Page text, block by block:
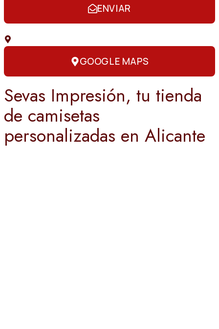
ENVIAR
GOOGLE MAPS
Sevas Impresión, tu tienda
de camisetas
personalizadas en Alicante